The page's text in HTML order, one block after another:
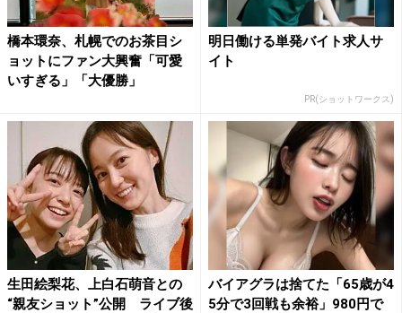
橋本環奈、札幌でのお茶目シ
ョットにファン大興奮「可愛
いすぎる」「大優勝」
明日働ける単発バイト求人サ
イト
PR(ショットワークス)
生田絵梨花、上白石萌音との
“親友ショット”公開 ライブ後
バイアグラは捨てた「65歳が4
5分で3回戦も余裕」980円で